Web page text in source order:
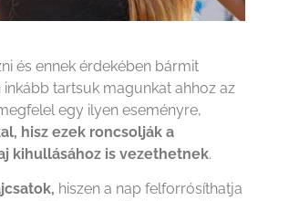
és ennek érdekében bármit
tartsuk magunkat ahhoz az
egy ilyen eseményre,
hisz ezek roncsolják a
kihullásához is vezethetnek.
hiszen a nap felforrósíthatja